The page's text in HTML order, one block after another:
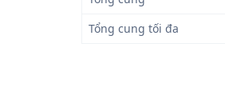
Tổng cung tối đa